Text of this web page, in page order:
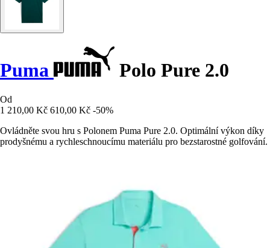
Puma Polo Pure 2.0
Od
1 210,00 Kč 610,00 Kč -50%
Ovládněte svou hru s Polonem Puma Pure 2.0. Optimální výkon díky
prodyšnému a rychleschnoucímu materiálu pro bezstarostné golfování.